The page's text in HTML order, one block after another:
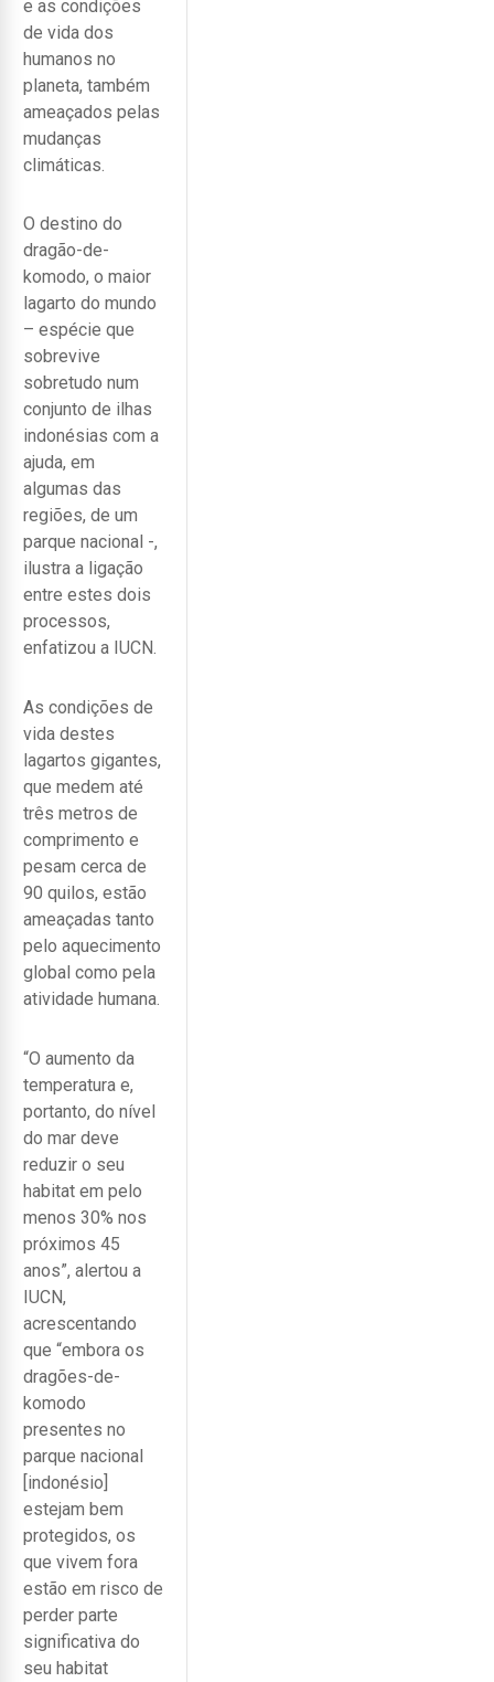
e as condições
de vida dos
humanos no
planeta, também
ameaçados pelas
mudanças
climáticas.
O destino do
dragão-de-
komodo, o maior
lagarto do mundo
– espécie que
sobrevive
sobretudo num
conjunto de ilhas
indonésias com a
ajuda, em
algumas das
regiões, de um
parque nacional -,
ilustra a ligação
entre estes dois
processos,
enfatizou a IUCN.
As condições de
vida destes
lagartos gigantes,
que medem até
três metros de
comprimento e
pesam cerca de
90 quilos, estão
ameaçadas tanto
pelo aquecimento
global como pela
atividade humana.
“O aumento da
temperatura e,
portanto, do nível
do mar deve
reduzir o seu
habitat em pelo
menos 30% nos
próximos 45
anos”, alertou a
IUCN,
acrescentando
que “embora os
dragões-de-
komodo
presentes no
parque nacional
[indonésio]
estejam bem
protegidos, os
que vivem fora
estão em risco de
perder parte
significativa do
seu habitat